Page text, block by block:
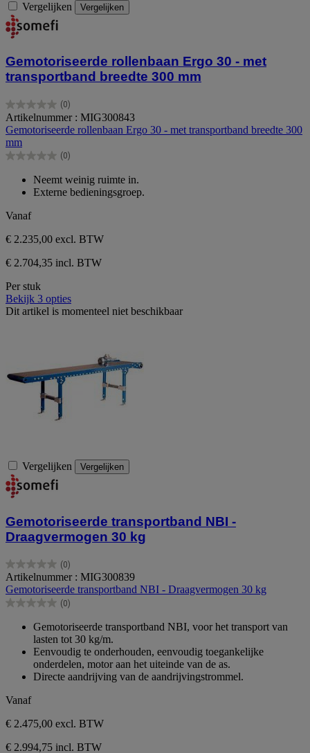
Vergelijken Vergelijken
Gemotoriseerde rollenbaan Ergo 30 - met
transportband breedte 300 mm
(0)
0.0
van
de
5
sterren.
Artikelnummer : MIG300843
Gemotoriseerde rollenbaan Ergo 30 - met transportband breedte 300
mm
(0)
0.0
sterren.
Neemt weinig ruimte in.
Externe bedieningsgroep.
Vanaf
€ 2.235,00 excl. BTW
€ 2.704,35 incl. BTW
Per stuk
Bekijk 3 opties
Dit artikel is momenteel niet beschikbaar
Vergelijken Vergelijken
Gemotoriseerde transportband NBI -
Draagvermogen 30 kg
(0)
0.0
van
de
5
Artikelnummer : MIG300839
Gemotoriseerde transportband NBI - Draagvermogen 30 kg
(0)
0.0
sterren.
Gemotoriseerde transportband NBI, voor het transport van
lasten tot 30 kg/m.
Eenvoudig te onderhouden, eenvoudig toegankelijke
onderdelen, motor aan het uiteinde van de as.
Directe aandrijving van de aandrijvingstrommel.
Vanaf
€ 2.475,00 excl. BTW
€ 2.994,75 incl. BTW